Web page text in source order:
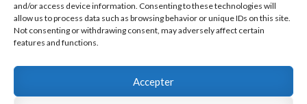
and/or access device information. Consenting to these technologies will
allow us to process data such as browsing behavior or unique IDs on this site.
Not consenting or withdrawing consent, may adversely affect certain
features and functions.
Accepter
Conditions générales